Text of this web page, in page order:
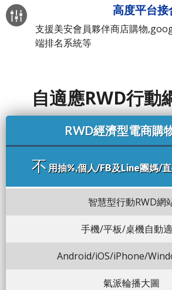
高度平台接
支援美安會員夥伴商店購物
端排名系統等
自適應RWD行動
RWD經濟型電商購
不 用抽%,個人/FB及Line團媽/
智慧型行動RWD網
手機/平板/桌機自動
Android/iOS/iPhone/
氣派輪播大圖